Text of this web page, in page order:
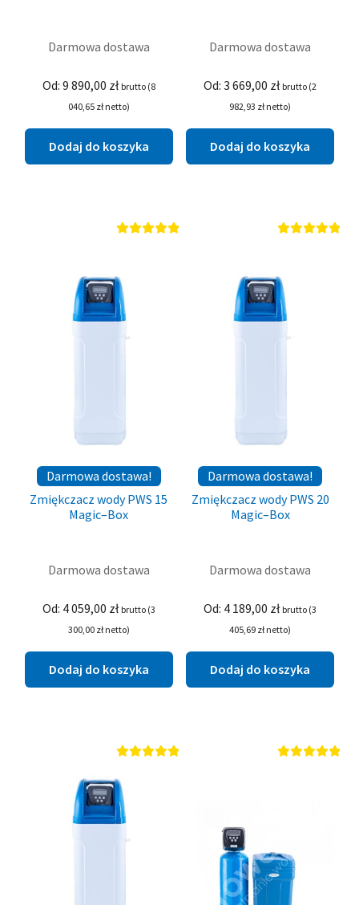
Darmowa dostawa
Od: 9 890,00 zł brutto (8
040,65 złnetto)
Dodaj do koszyka
Darmowa dostawa
Od:3 669,00 zł brutto (2
982,93 złnetto)
Dodaj do koszyka
Darmowa dostawa!
Zmiękczacz wody PWS 15
Magic–Box
Darmowa dostawa
Od: 4 059,00 zł brutto (3
300,00 złnetto)
Dodaj do koszyka
Darmowa dostawa!
Zmiękczacz wody PWS 20
Magic–Box
Darmowa dostawa
Od: 4 189,00 zł brutto (3
405,69 złnetto)
Dodaj do koszyka